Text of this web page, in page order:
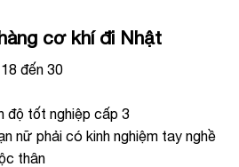
cơ khí đi Nhật
đến 30
độ tốt nghiệp cấp 3
nữ phải có kinh nghiệm tay nghề
thân